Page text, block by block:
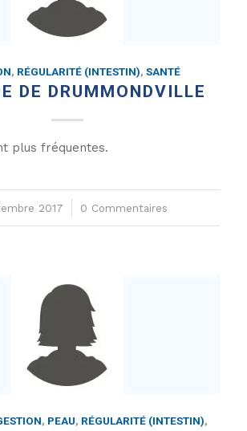
, RÉGULARITÉ (INTESTIN), SANTÉ
DE DRUMMONDVILLE
plus fréquentes.
2017
/ 0 Commentaires
, PEAU, RÉGULARITÉ (INTESTIN),